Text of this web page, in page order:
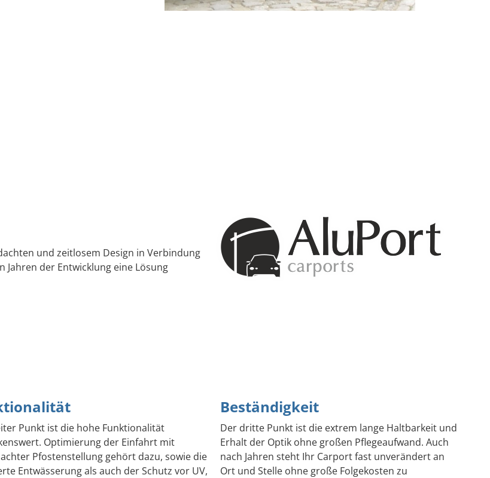
und zeitlosem Design in Verbindung
der Entwicklung eine Lösung
Punkt ist die hohe Funktionalität
Optimierung der Einfahrt mit
Pfostenstellung gehört dazu, sowie die
Entwässerung als auch der Schutz vor UV,
Beständigkeit
Der dritte Punkt ist die extrem lange Haltbarkeit und
Erhalt der Optik ohne großen Pflegeaufwand. Auch
nach Jahren steht Ihr Carport fast unverändert an
Ort und Stelle ohne große Folgekosten zu